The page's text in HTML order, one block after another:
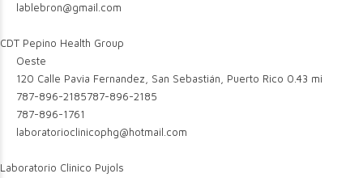
lablebron@gmail.com
CDT Pepino Health Group
Oeste
120 Calle Pavia Fernandez, San Sebastián, Puerto Rico 0.43 mi
787-896-2185787-896-2185
787-896-1761
laboratorioclinicophg@hotmail.com
Laboratorio Clinico Pujols